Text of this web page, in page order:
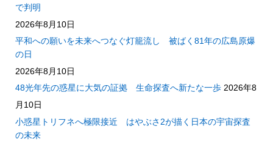
で判明
2026年8月10日
平和への願いを未来へつなぐ灯籠流し 被ばく81年の広島原爆
の日
2026年8月10日
48光年先の惑星に大気の証拠 生命探査へ新たな一歩 2026年8
月10日
小惑星トリフネへ極限接近 はやぶさ2が描く日本の宇宙探査
の未来